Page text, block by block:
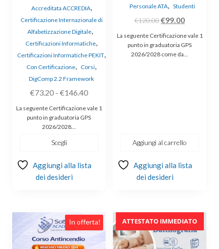
Accreditata ACCREDIA,
Certificazione Internazionale di
Alfabetizzazione Digitale,
Certificazioni Informatiche,
Certificazioni Informatiche PEKIT,
Con Certificazione, Corsi,
DigComp 2.2 Framework
€73.20 - €146.40Fascia
di
prezzo:
€146.40
La seguente Certificazione vale 1
punto in graduatoria GPS
2026/2028…
Scegli
Aggiungi alla lista
dei desideri
Personale ATA, Studenti
€120.00Il
prezzo
originale
era:
€99.00Il
prezzo
attuale
è:
La seguente Certificazione vale 1
punto in graduatoria GPS
2026/2028 come da…
Aggiungi al carrello
Aggiungi alla lista
dei desideri
In offerta!
prodotto
In offerta!
ATTESTATO IMMEDIATO